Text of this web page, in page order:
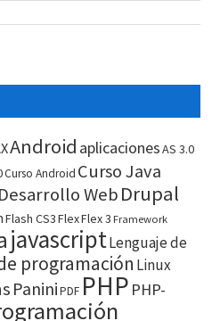
Android aplicacionesAS 3.0
Curso Android Curso Java
Desarrollo WebDrupal
Flash CS3FlexFlex 3 Framework
javascriptLenguaje de
programación Linux
Panini PDF PHP PHP-